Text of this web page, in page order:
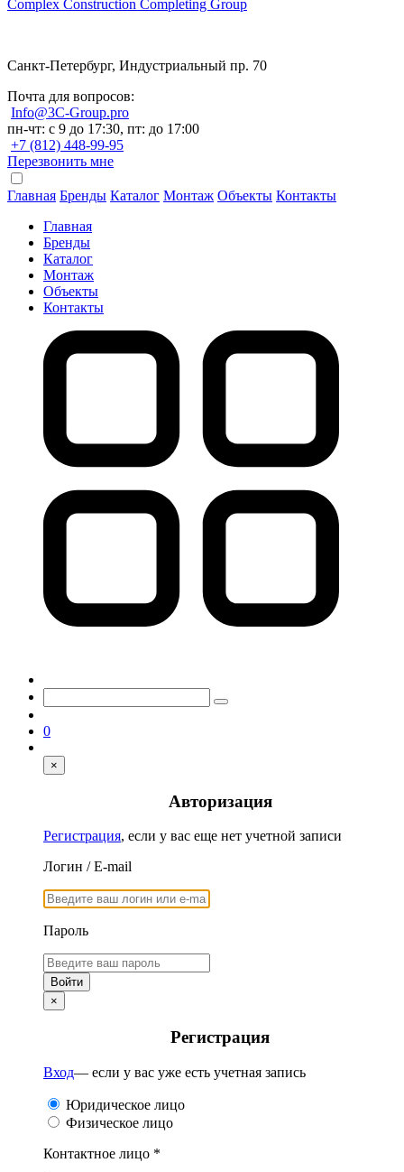
Complex Construction Completing Group
Санкт-Петербург, Индустриальный пр. 70
Почта для вопросов:
Info@3C-Group.pro
пн-чт: с 9 до 17:30, пт: до 17:00
+7 (812) 448-99-95
Перезвонить мне
Главная Бренды Каталог Монтаж Объекты Контакты
Главная
Бренды
Каталог
Монтаж
Объекты
Контакты
0
×
Авторизация
Регистрация, если у вас еще нет учетной записи
Логин / E-mail
Пароль
×
Регистрация
Вход— если у вас уже есть учетная запись
Юридическое лицо
Физическое лицо
Контактное лицо *